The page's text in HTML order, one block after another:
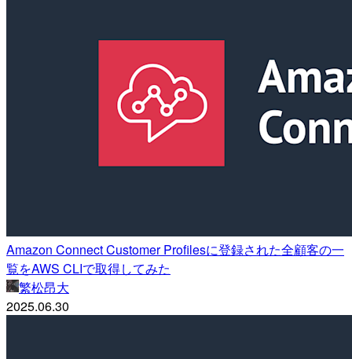
Amazon Connect Customer Profilesに登録された全顧客の一
覧をAWS CLIで取得してみた
繁松昂大
2025.06.30